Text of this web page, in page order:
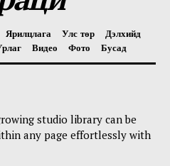
Ярилцлага Улс төр
Дэлхийд
Видео Фото Бусад
studio library can be
any page effortlessly with